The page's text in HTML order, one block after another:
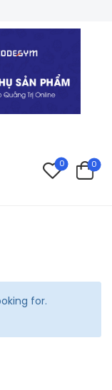
0 0
for.